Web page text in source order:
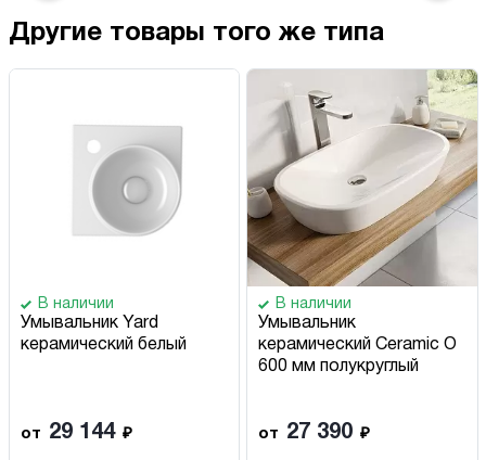
Другие товары того же типа
В наличии
Умывальник Yard
керамический белый
от 29 144 ₽
В наличии
Умывальник
керамический Ceramic O
600 мм полукруглый
от 27 390 ₽